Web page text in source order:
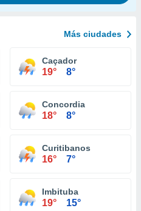
Más ciudades
Caçador
19° 8°
Concordia
18° 8°
Curitibanos
16° 7°
Imbituba
19° 15°